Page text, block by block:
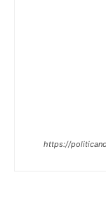
https://